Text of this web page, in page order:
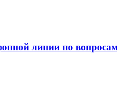
линии по